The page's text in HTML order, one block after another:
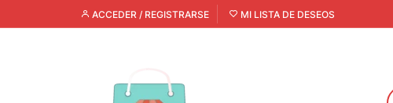
ACCEDER / REGISTRARSE MI LISTA DE DESEOS